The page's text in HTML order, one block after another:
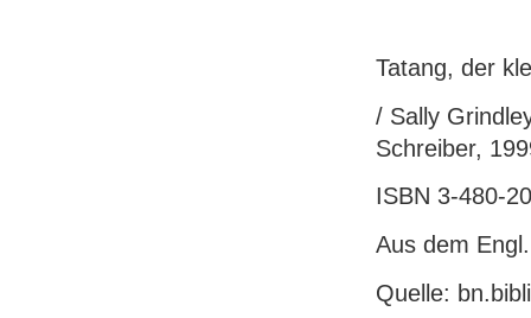
Tatang, der
/ Sally
Schreiber,
ISBN 3-480-
Aus dem
Quelle: